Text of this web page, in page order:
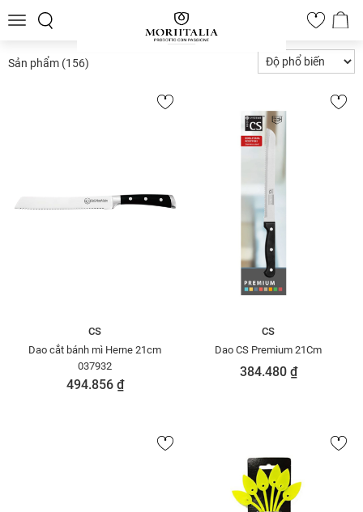
Toggle
0
Sản phẩm (156)
CS
Dao cắt bánh mì Herne 21cm
037932
494.856 ₫
CS
Dao CS Premium 21Cm
384.480 ₫